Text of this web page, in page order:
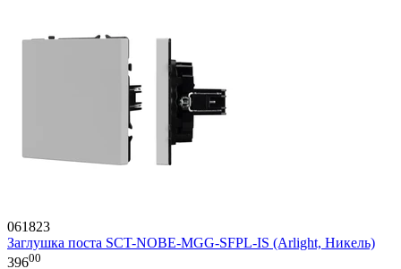
061823
Заглушка поста SCT-NOBE-MGG-SFPL-IS (Arlight, Никель)
39600